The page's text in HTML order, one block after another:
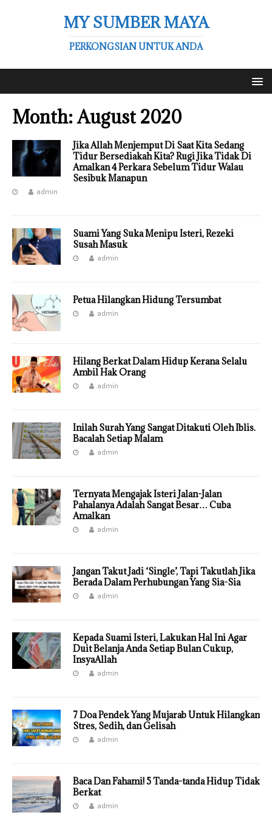
MY SUMBER MAYA
PERKONGSIAN UNTUK ANDA
Month:August 2020
Jika Allah Menjemput Di Saat Kita Sedang
Tidur Bersediakah Kita? Rugi Jika Tidak Di
Amalkan 4 Perkara Sebelum Tidur Walau
Sesibuk Manapun
admin
Suami Yang Suka Menipu Isteri, Rezeki
Susah Masuk
admin
Petua Hilangkan Hidung Tersumbat
admin
Hilang Berkat Dalam Hidup Kerana Selalu
Ambil Hak Orang
admin
Inilah Surah Yang Sangat Ditakuti Oleh Iblis.
Bacalah Setiap Malam
admin
Ternyata Mengajak Isteri Jalan-Jalan
Pahalanya Adalah Sangat Besar… Cuba
Amalkan
admin
Jangan Takut Jadi ‘Single’, Tapi Takutlah Jika
Berada Dalam Perhubungan Yang Sia-Sia
admin
Kepada Suami Isteri, Lakukan Hal Ini Agar
Duit Belanja Anda Setiap Bulan Cukup,
InsyaAllah
admin
7 Doa Pendek Yang Mujarab Untuk Hilangkan
Stres, Sedih, dan Gelisah
admin
Baca Dan Fahami! 5 Tanda-tanda Hidup Tidak
Berkat
admin